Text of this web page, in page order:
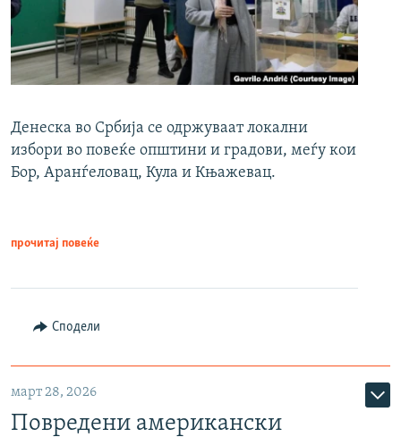
Денеска во Србија се одржуваат локални
избори во повеќе општини и градови, меѓу кои
Бор, Аранѓеловац, Кула и Књажевац.
прочитај повеќе
Сподели
март 28, 2026
Повредени американски